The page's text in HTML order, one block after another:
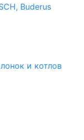
Buderus
и котлов